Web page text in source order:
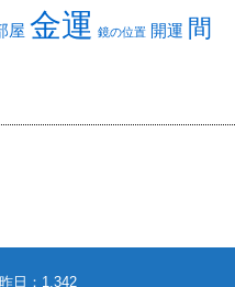
屋 金運 鏡の位置 開運 間
日：1,342